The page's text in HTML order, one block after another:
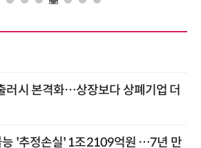
러시 본격화…상장보다 상폐기업 더
능 '추정손실' 1조2109억원 …7년 만